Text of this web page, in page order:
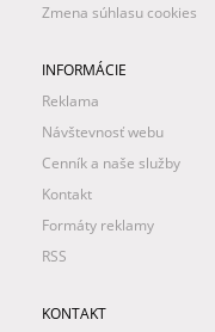
Zmena súhlasu cookies
INFORMÁCIE
Reklama
Návštevnosť webu
Cenník a naše služby
Kontakt
Formáty reklamy
RSS
KONTAKT